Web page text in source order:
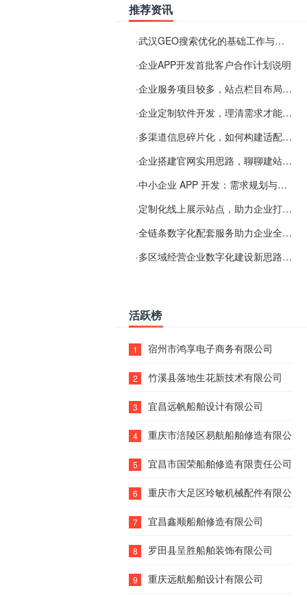
推荐资讯
·武汉GEO搜索优化的基础工作与实施思路
·企业APP开发首批客户合作计划说明
·企业服务项目较多，站点栏目布局规划参考思路
·企业定制软件开发，理清需求才能提升数字化落地效率
·多渠道信息碎片化，如何构建适配 AI 检索的品牌信息源
·企业搭建官网实用思路，聊聊建站容易忽视的问题
·中小企业 APP 开发：需求规划与项目落地避坑经验分享
·定制化线上展示站点，助力企业打通线上经营渠道
·全链条数字化配套服务助力企业全域线上经营
·多区域经营企业数字化建设新思路：多端载体与地域检索一体化落地思路分享
活跃榜
1 宿州市鸿享电子商务有限公司
2 竹溪县落地生花新技术有限公司
3 宜昌远帆船舶设计有限公司
4 重庆市涪陵区易航船舶修造有限公司
5 宜昌市国荣船舶修造有限责任公司
6 重庆市大足区玲敏机械配件有限公司
7 宜昌鑫顺船舶修造有限公司
8 罗田县呈胜船舶装饰有限公司
9 重庆远航船舶设计有限公司